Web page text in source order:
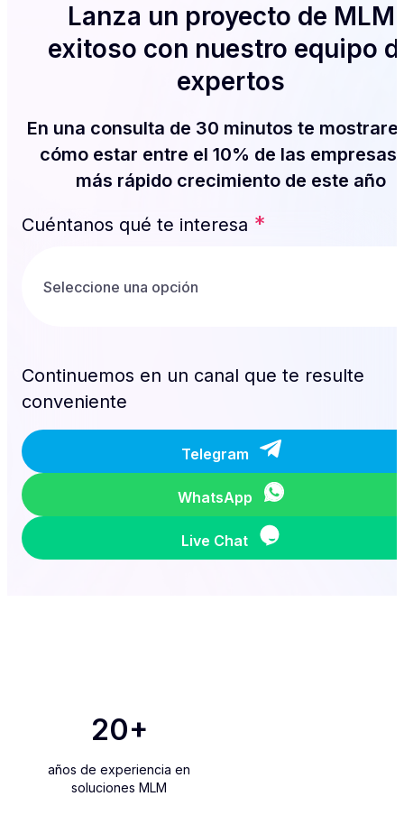
Lanza un proyecto de MLM
exitoso con nuestro equipo
expertos
En una consulta de 30 minutos te
cómo estar entre el 10% de las empresas
más rápido crecimiento de este año
Cuéntanos qué te interesa *
Continuemos en un canal que te resulte
conveniente
Telegram
WhatsApp
Live Chat
20+
años de experiencia en
soluciones MLM